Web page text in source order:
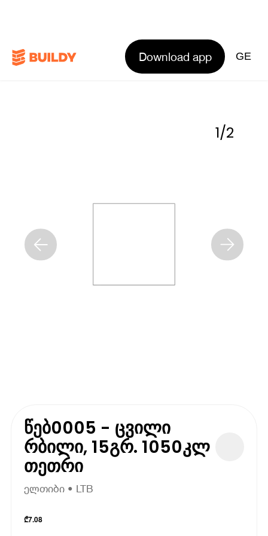
Download app GE
1/2
წებ0005 - ცვილი
რბილი, 15გრ. 1050კლ
თეთრი
ელთიბი • LTB
₾7.08